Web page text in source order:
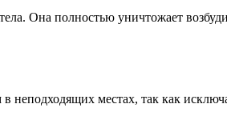
Она полностью уничтожает
неподходящих местах, так как